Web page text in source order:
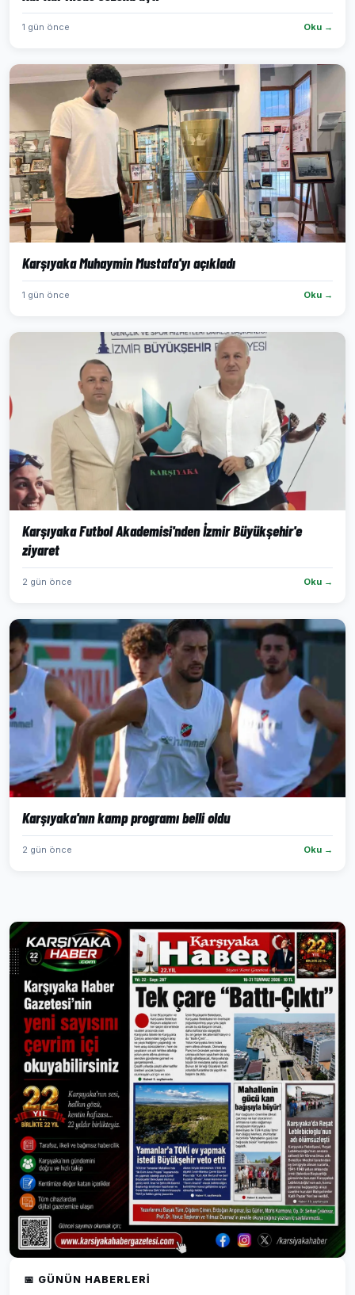
1 gün önce Oku →
Karşıyaka Muhaymin Mustafa'yı açıkladı
1 gün önce Oku →
Karşıyaka Futbol Akademisi'nden İzmir Büyükşehir'e
ziyaret
2 gün önce Oku →
Karşıyaka'nın kamp programı belli oldu
2 gün önce Oku →
📅 GÜNÜN HABERLERI